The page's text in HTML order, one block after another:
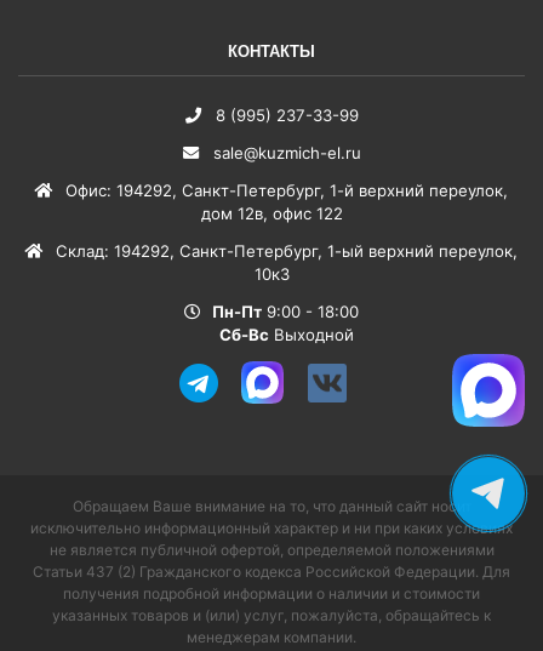
КОНТАКТЫ
8 (995) 237-33-99
sale@kuzmich-el.ru
Офис: 194292, Санкт-Петербург, 1-й верхний переулок,
дом 12в, офис 122
Склад: 194292, Санкт-Петербург, 1-ый верхний переулок,
10к3
Пн-Пт 9:00 - 18:00
Сб-Вс Выходной
Обращаем Ваше внимание на то, что данный сайт носит
исключительно информационный характер и ни при каких условиях
не является публичной офертой, определяемой положениями
Статьи 437 (2) Гражданского кодекса Российской Федерации. Для
получения подробной информации о наличии и стоимости
указанных товаров и (или) услуг, пожалуйста, обращайтесь к
менеджерам компании.